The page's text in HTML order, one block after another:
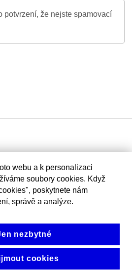
potvrzení, že nejste spamovací
webu a k personalizaci
soubory cookies. Když
poskytnete nám
správě a analýze.
nezbytné
cookies